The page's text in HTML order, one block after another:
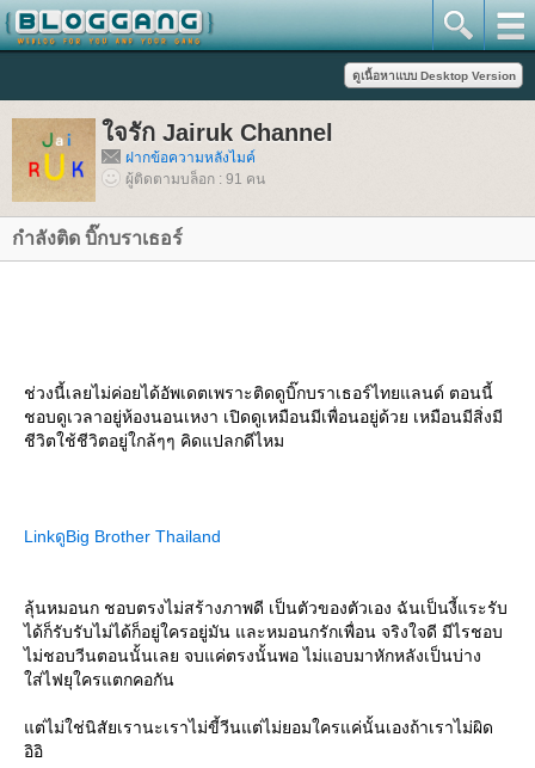
จรัก Jairuk Channel
ฝากข้อความหลังไมค์
ผู้ติดตามบล็อก : 91 คน
กำลังติด บิ๊กบราเธอร์
ช่วงนี้เลยไม่ค่อยได้อัพเดตเพราะติดดูบิ๊กบราเธอร์ไทยแลนด์ ตอนนี้
ชอบดูเวลาอยู่ห้องนอนเหงา เปิดดูเหมือนมีเพื่อนอยู่ด้วย เหมือนมีสิ่งมี
ชีวิตใช้ชีวิตอยู่ใกล้ๆๆ คิดแปลกดีไหม
LinkดูBig Brother Thailand
ลุ้นหมอนก ชอบตรงไม่สร้างภาพดี เป็นตัวของตัวเอง ฉันเป็นงี้แระรับ
ได้ก็รับรับไม่ได้ก็อยู่ใครอยู่มัน และหมอนกรักเพื่อน จริงใจดี มีไรชอบ
ไม่ชอบวีนตอนนั้นเลย จบแค่ตรงนั้นพอ ไม่แอบมาหักหลังเป็นบ่าง
ส่ไฟยุใครแตกคอกัน
ต่ไม่ใช่นิสัยเรานะเราไม่ขี้วีนแต่ไม่ยอมใครแค่นั้นเองถ้าเราไม่ผิด
อิอิ